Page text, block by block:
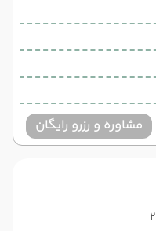
مشاوره و رزرو رایگان